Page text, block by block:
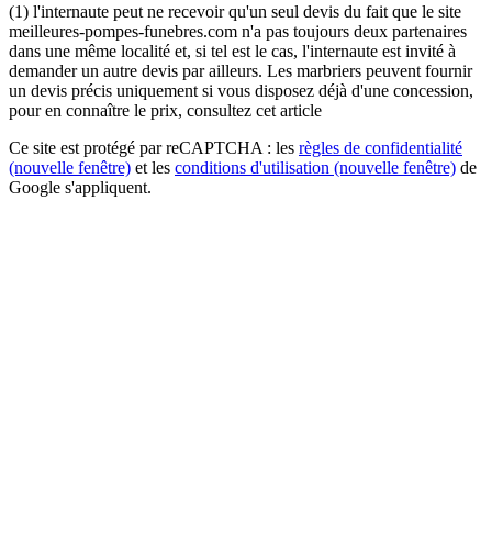
(1) l'internaute peut ne recevoir qu'un seul devis du fait que le site
meilleures-pompes-funebres.com n'a pas toujours deux partenaires
dans une même localité et, si tel est le cas, l'internaute est invité à
demander un autre devis par ailleurs. Les marbriers peuvent fournir
un devis précis uniquement si vous disposez déjà d'une concession,
pour en connaître le prix, consultez cet article
Ce site est protégé par reCAPTCHA : les règles de confidentialité
(nouvelle fenêtre) et les conditions d'utilisation (nouvelle fenêtre) de
Google s'appliquent.